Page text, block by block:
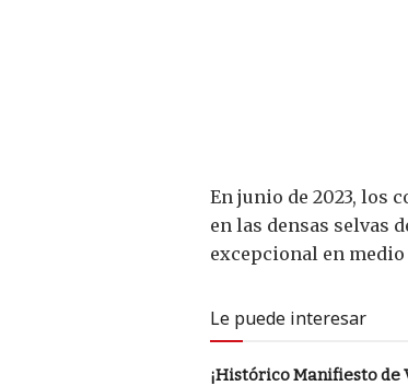
En junio de 2023, los
en las densas selvas
excepcional en
Le puede interesar
¡Histórico Manifiesto de